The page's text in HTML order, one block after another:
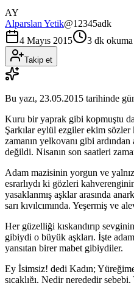
AY
Alparslan Yetik@12345adk
4 Mayıs 2015
3 dk okuma
Takip et
Bu yazı, 23.05.2015 tarihinde
Kuru bir yaprak gibi kopmuştu
Şarkılar eylül ezgiler ekim sözler
zamanın yelkovanı gibi
değildi. Nisanın son saatleri
Adam mazisinin yorgun ve
esrarlıydı ki gözleri
yasaklanmış aşklar arasında
sarı kıvılcımında. Yeşermiş ve
Her güzelliği kıskandırıp
gibiydi o büyük aşkları. İşte
yansıtan birer mabet gibiydiler.
Ey İsimsiz! dedi Kadın;
sıcaklığı. Nedir nerededir